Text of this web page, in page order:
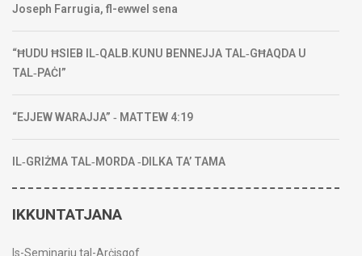
Joseph Farrugia, fl-ewwel sena
“ĦUDU ĦSIEB IL‑QALB.KUNU BENNEJJA TAL‑GĦAQDA U
TAL‑PAĊI”
“EJJEW WARAJJA” ‑ MATTEW 4:19
IL‑GRIŻMA TAL‑MORDA ‑DILKA TA’ TAMA
IKKUNTATJANA
Is-Seminarju tal-Arċisqof